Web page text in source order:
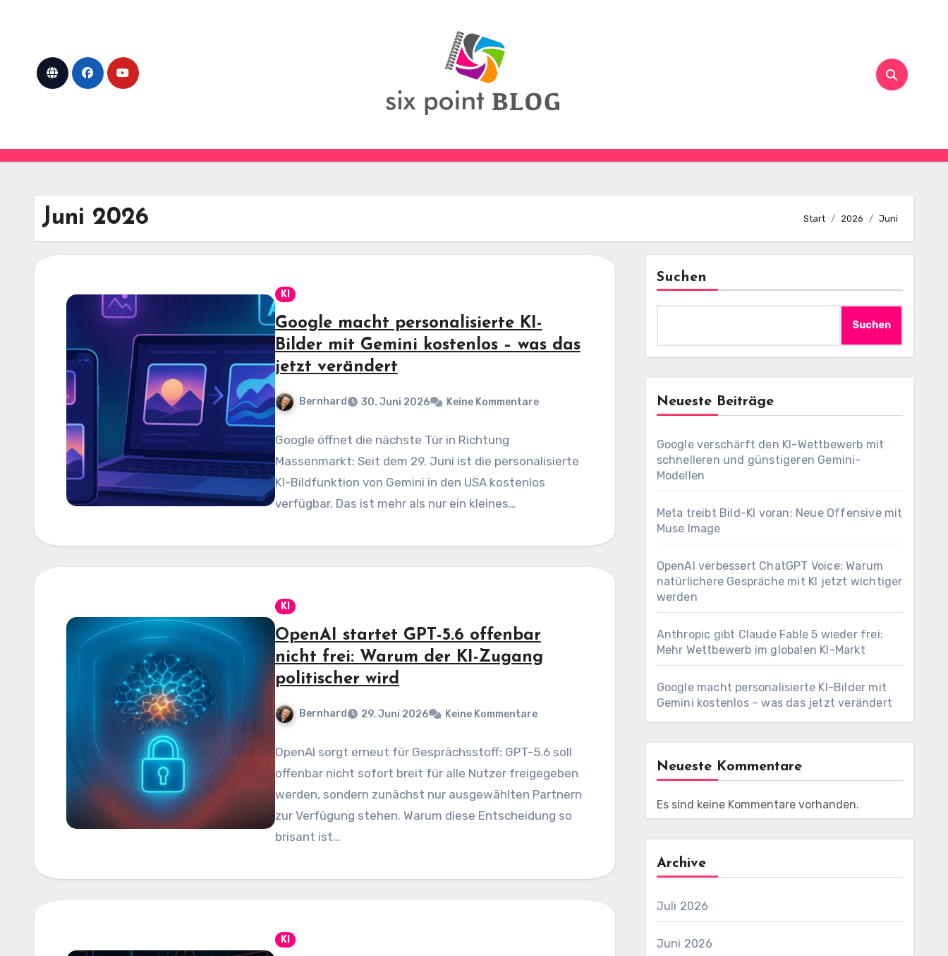
Juni 2026 Start 2026 Juni
KI
Google macht personalisierte KI-
Bilder mit Gemini kostenlos – was das
jetzt verändert
Bernhard 30. Juni 2026 Keine Kommentare
Google öffnet die nächste Tür in Richtung
Massenmarkt: Seit dem 29. Juni ist die personalisierte
KI-Bildfunktion von Gemini in den USA kostenlos
verfügbar. Das ist mehr als nur ein kleines…
KI
OpenAI startet GPT-5.6 offenbar
nicht frei: Warum der KI-Zugang
politischer wird
Bernhard 29. Juni 2026 Keine Kommentare
OpenAI sorgt erneut für Gesprächsstoff: GPT-5.6 soll
offenbar nicht sofort breit für alle Nutzer freigegeben
werden, sondern zunächst nur ausgewählten Partnern
zur Verfügung stehen. Warum diese Entscheidung so
brisant ist…
KI
Suchen
Suchen
Neueste Beiträge
Google verschärft den KI-Wettbewerb mit
schnelleren und günstigeren Gemini-
Modellen
Meta treibt Bild-KI voran: Neue Offensive mit
Muse Image
OpenAI verbessert ChatGPT Voice: Warum
natürlichere Gespräche mit KI jetzt wichtiger
werden
Anthropic gibt Claude Fable 5 wieder frei:
Mehr Wettbewerb im globalen KI-Markt
Google macht personalisierte KI-Bilder mit
Gemini kostenlos – was das jetzt verändert
Neueste Kommentare
Es sind keine Kommentare vorhanden.
Archive
Juli 2026
Juni 2026